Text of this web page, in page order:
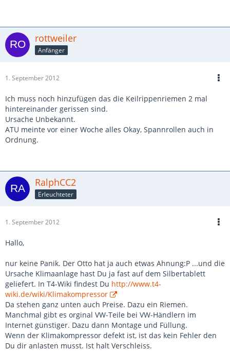
rottweiler
Anfänger
1. September 2012
Ich muss noch hinzufügen das die Keilrippenriemen 2 mal
hintereinander gerissen sind.
Ursache Unbekannt.
ATU meinte vor einer Woche alles Okay, Spannrollen auch in
Ordnung.
RalphCC2
Erleuchteter
1. September 2012
Hallo,
nur keine Panik. Der Otto hat ja auch etwas Ahnung:P ...und die
Ursache Klimaanlage hast Du ja fast auf dem Silbertablett
geliefert. In T4-Wiki findest Du http://www.t4-
wiki.de/wiki/Klimakompressor
Da stehen ganz unten auch Preise. Dazu ein Riemen.
Manchmal gibt es orginal VW-Teile bei VW-Händlern im
Internet günstiger. Dazu dann Montage und Füllung.
Wenn der Klimakompressor defekt ist, ist das kein Fehler den
Du dir anlasten musst. Ist halt Verschleiss.